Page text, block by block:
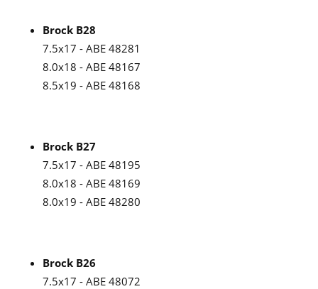
Brock B28
7.5x17 - ABE 48281
8.0x18 - ABE 48167
8.5x19 - ABE 48168
Brock B27
7.5x17 - ABE 48195
8.0x18 - ABE 48169
8.0x19 - ABE 48280
Brock B26
7.5x17 - ABE 48072